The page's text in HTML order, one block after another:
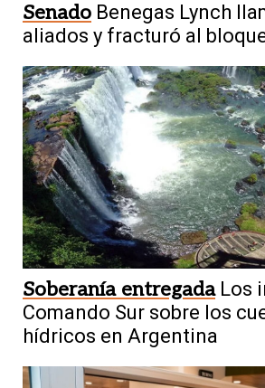
Senado Benegas Lynch
aliados y fracturó al
Soberanía entregada Los
Comando Sur sobre los
hídricos en Argentina